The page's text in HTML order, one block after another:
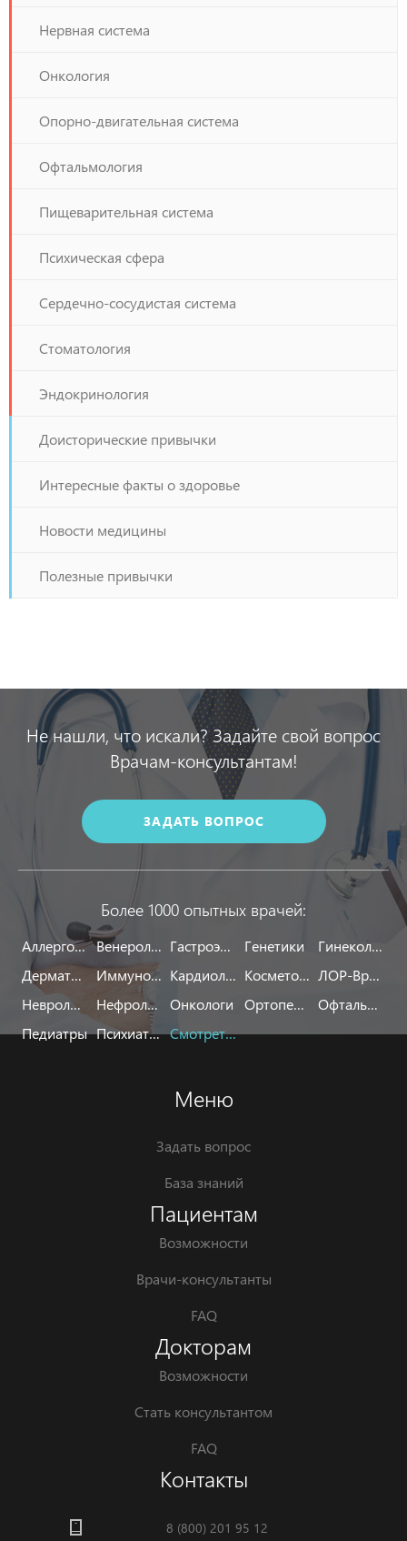
Нервная система
Онкология
Опорно-двигательная система
Офтальмология
Пищеварительная система
Психическая сфера
Сердечно-сосудистая система
Стоматология
Эндокринология
Доисторические привычки
Интересные факты о здоровье
Новости медицины
Полезные привычки
Не нашли, что искали? Задайте свой вопрос
Врачам-консультантам!
ЗАДАТЬ ВОПРОС
Более 1000 опытных врачей:
Аллергологи Венерологи Гастроэнтерологи Генетики
Гинекологи
Дерматологи
Иммунологи Кардиологи Косметологи
ЛОР-Врачи
Неврологи
Нефрологи Онкологи Ортопеды
Офтальмологи
Педиатры
Психиатры Смотреть все
Меню
Задать вопрос
База знаний
Пациентам
Возможности
Врачи-консультанты
FAQ
Докторам
Возможности
Стать консультантом
FAQ
Контакты
8 (800) 201 95 12